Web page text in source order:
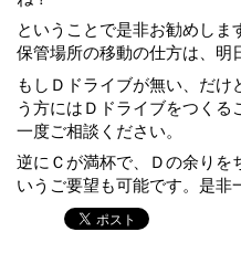
ということで是非お勧めしま
保管場所の移動の仕方は、明
もしＤドライブが無い、だ
う方にはＤドライブをつくる
一度ご相談ください。
逆にＣが満杯で、Ｄの余りを
いうご要望も可能です。是非